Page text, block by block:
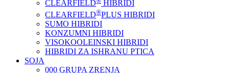
CLEARFIELD
HIBRIDI
CLEARFIELD®PLUS HIBRIDI
SUMO HIBRIDI
KONZUMNI HIBRIDI
VISOKOOLEINSKI HIBRIDI
HIBRIDI ZA ISHRANU PTICA
SOJA
000 GRUPA ZRENJA